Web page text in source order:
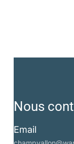
Nous
Email